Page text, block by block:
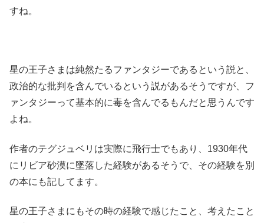
すね。
星の王子さまは純然たるファンタジーであるという説と、
政治的な批判を含んでいるという説があるそうですが、フ
ァンタジーって基本的に毒を含んでるもんだと思うんです
よね。
作者のテグジュベリは実際に飛行士でもあり、1930年代
にリビア砂漠に墜落した経験があるそうで、その経験を別
の本にも記してます。
星の王子さまにもその時の経験で感じたこと、考えたこと